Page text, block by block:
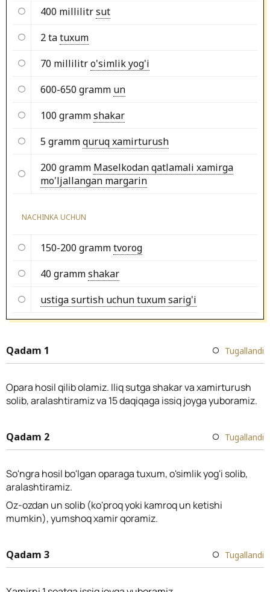
400 millilitrsut
2 tatuxum
70 millilitro'simlik yog'i
600-650 gramm un
100 grammshakar
5 grammquruq xamirturush
200 gramm Maselkodan qatlamali xamirga
mo'ljallangan margarin
NACHINKA UCHUN
150-200 grammtvorog
40 grammshakar
ustiga surtish uchun tuxum sarig'i
Qadam 1 Tugallandi
Opara hosil qilib olamiz. Iliq sutga shakar va xamirturush
solib, aralashtiramiz va 15 daqiqaga issiq joyga yuboramiz.
Qadam 2 Tugallandi
So'ngra hosil bo'lgan oparaga tuxum, o'simlik yog'i solib,
aralashtiramiz.
Oz-ozdan un solib (ko'proq yoki kamroq un ketishi
mumkin), yumshoq xamir qoramiz.
Qadam 3 Tugallandi